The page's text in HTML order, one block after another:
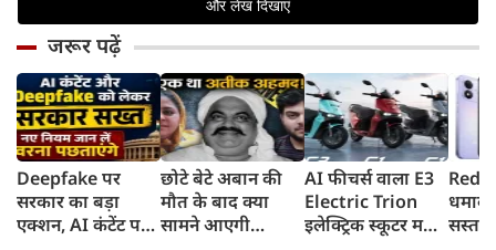
जरूर पढ़ें
Deepfake पर
सरकार का बड़ा
एक्शन, AI कंटेंट पर
छोटे बेटे अबान की
मौत के बाद क्या
सामने आएगी
AI फीचर्स वाला E3
Electric Trion
इलेक्ट्रिक स्कूटर मचा सस्ता